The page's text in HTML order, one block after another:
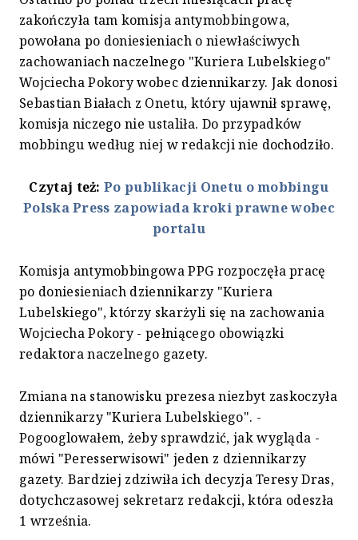
zakończyła tam komisja antymobbingowa,
powołana po doniesieniach o niewłaściwych
zachowaniach naczelnego "Kuriera Lubelskiego"
Wojciecha Pokory wobec dziennikarzy. Jak donosi
Sebastian Białach z Onetu, który ujawnił sprawę,
komisja niczego nie ustaliła. Do przypadków
mobbingu według niej w redakcji nie dochodziło.
Czytaj też:Po publikacji Onetu o mobbingu
Polska Press zapowiada kroki prawne wobec
portalu
Komisja antymobbingowa PPG rozpoczęła pracę
po doniesieniach dziennikarzy "Kuriera
Lubelskiego", którzy skarżyli się na zachowania
Wojciecha Pokory - pełniącego obowiązki
redaktora naczelnego gazety.
Zmiana na stanowisku prezesa niezbyt zaskoczyła
dziennikarzy "Kuriera Lubelskiego". -
Pogooglowałem, żeby sprawdzić, jak wygląda -
mówi "Peresserwisowi" jeden z dziennikarzy
gazety. Bardziej zdziwiła ich decyzja Teresy Dras,
dotychczasowej sekretarz redakcji, która odeszła
1 września.